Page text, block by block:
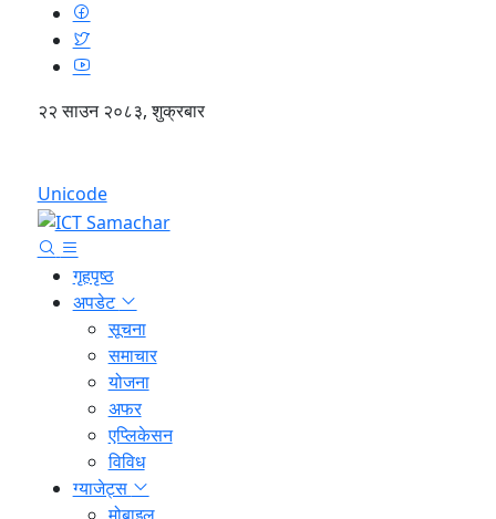
२२ साउन २०८३, शुक्रबार
Unicode
गृहपृष्ठ
अपडेट
सूचना
समाचार
योजना
अफर
एप्लिकेसन
विविध
ग्याजेट्स